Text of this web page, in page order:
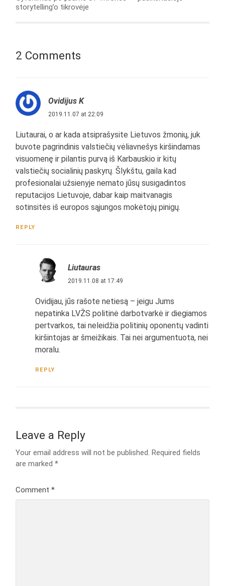
storytelling’o tikrovėje
2 Comments
Ovidijus K
2019.11.07 at 22:09
Liutaurai, o ar kada atsiprašysite Lietuvos žmonių, juk
buvote pagrindinis valstiečių vėliavnešys kiršindamas
visuomenę ir pilantis purvą iš Karbauskio ir kitų
valstiečių socialinių paskyrų. Šlykštu, gaila kad
profesionalai užsienyje nemato jūsų susigadintos
reputacijos Lietuvoje, dabar kaip maitvanagis
sotinsitės iš europos sąjungos mokėtojų pinigų.
REPLY
Liutauras
2019.11.08 at 17:49
Ovidijau, jūs rašote netiesą – jeigu Jums
nepatinka LVŽS politinė darbotvarkė ir diegiamos
pertvarkos, tai neleidžia politinių oponentų vadinti
kiršintojas ar šmeižikais. Tai nei argumentuota, nei
moralu.
REPLY
Leave a Reply
Your email address will not be published. Required fields
are marked*
Comment*